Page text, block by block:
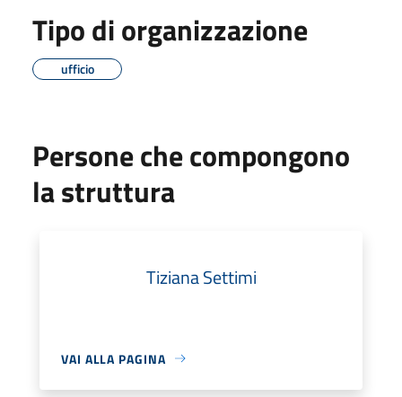
Tipo di organizzazione
ufficio
Persone che compongono
la struttura
Tiziana Settimi
VAI ALLA PAGINA